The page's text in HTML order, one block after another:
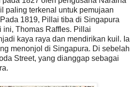
paling terkenal untuk pemujaan
1819, Pillai tiba di Singapura
ini, Thomas Raffles. Pillai
kaya raya dan mendirikan kuil. Ia
menonjol di Singapura. Di sebelah
Street, yang dianggap sebagai